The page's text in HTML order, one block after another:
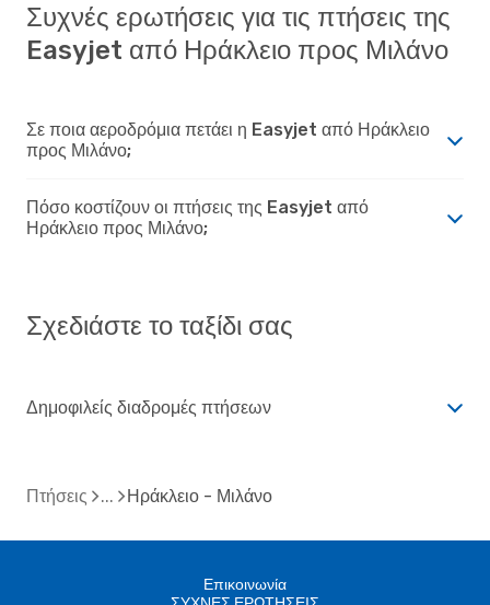
Συχνές ερωτήσεις για τις πτήσεις της
Easyjet από Ηράκλειο προς Μιλάνο
Σε ποια αεροδρόμια πετάει η Easyjet από Ηράκλειο
προς Μιλάνο;
Πόσο κοστίζουν οι πτήσεις της Easyjet από
Ηράκλειο προς Μιλάνο;
Σχεδιάστε το ταξίδι σας
Δημοφιλείς διαδρομές πτήσεων
Πτήσεις Ηράκλειο - Μιλάνο
Επικοινωνία